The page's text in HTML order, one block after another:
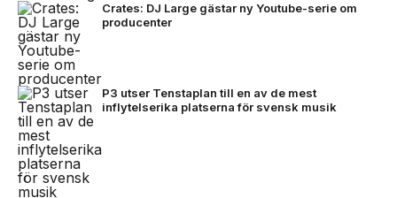
Crates: DJ Large gästar ny Youtube-serie om
producenter
P3 utser Tenstaplan till en av de mest
inflytelserika platserna för svensk musik